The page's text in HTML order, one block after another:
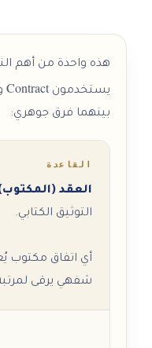
هذه واحدة من أهم
يستخدمون Contract
بينهما فرق جوهري:
القاعدة
العقد
التوثيق الكتابي.
أي اتفاق مكتوب
شفهي يرقى